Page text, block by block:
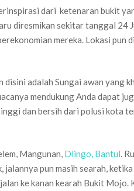
dari ketenaran bukit
diresmikan sekitar tanggal 24
mereka. Lokasi pun
adalah Sungai awan yang
mendukung Anda dapat
dan bersih dari polusi kota
Mangunan, Dlingo, Bantul .
jalannya pun masih searah,
ke kanan kearah Bukit Mojo.